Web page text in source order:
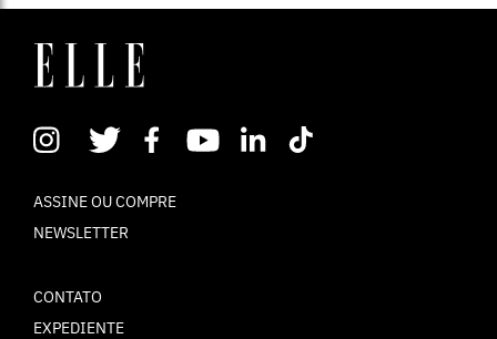
ASSINE OU COMPRE
NEWSLETTER
CONTATO
EXPEDIENTE